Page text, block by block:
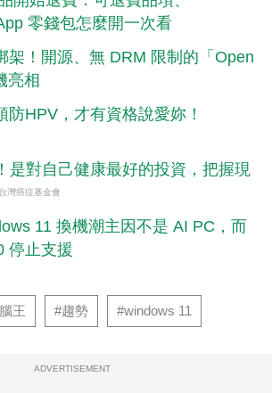
零錢包怎麼開一次看
架！開源、無 DRM 限制的「Open
亮相
防HPV，才有資格說愛妳！
是對自己健康最好的投資，把握現
灣癌症基金會
11 換機潮主因不是 AI PC，而
停止支援
王 #趨勢 #windows 11
ADVERTISEMENT